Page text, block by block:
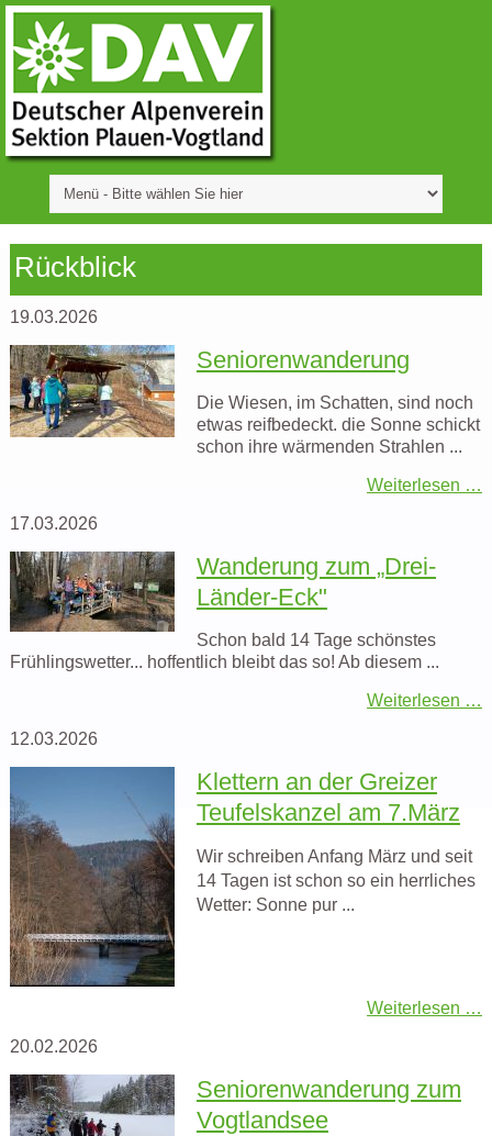
Rückblick
19.03.2026
Seniorenwanderung
Die Wiesen, im Schatten, sind noch
etwas reifbedeckt. die Sonne schickt
schon ihre wärmenden Strahlen ...
Weiterlesen …
17.03.2026
Wanderung zum „Drei-
Länder-Eck"
Schon bald 14 Tage schönstes
Frühlingswetter... hoffentlich bleibt das so! Ab diesem ...
Weiterlesen …
12.03.2026
Klettern an der Greizer
Teufelskanzel am 7.März
Wir schreiben Anfang März und seit
14 Tagen ist schon so ein herrliches
Wetter: Sonne pur ...
Weiterlesen …
20.02.2026
Seniorenwanderung zum
Vogtlandsee